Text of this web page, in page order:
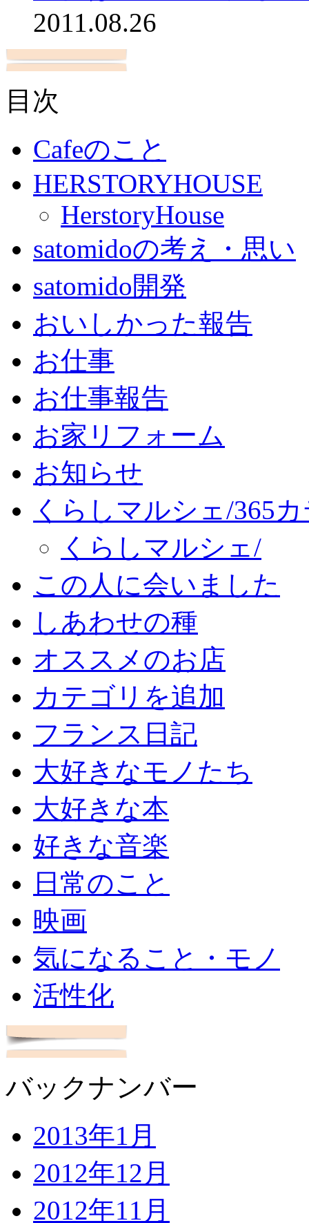
2011.08.26
目次
Cafeのこと
HERSTORYHOUSE
HerstoryHouse
satomidoの考え・思い
satomido開発
おいしかった報告
お仕事
お仕事報告
お家リフォーム
お知らせ
くらしマルシェ/365
くらしマルシェ/
この人に会いました
しあわせの種
オススメのお店
カテゴリを追加
フランス日記
大好きなモノたち
大好きな本
好きな音楽
日常のこと
映画
気になること・モノ
活性化
バックナンバー
2013年1月
2012年12月
2012年11月